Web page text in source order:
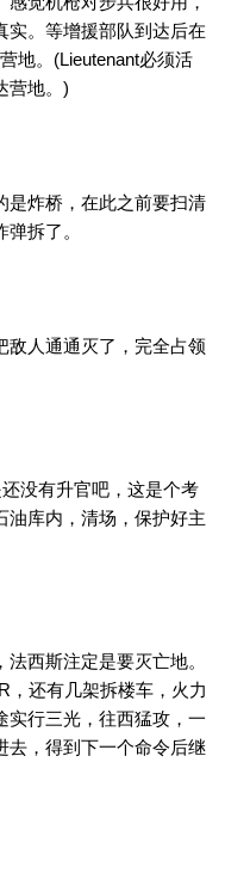
实。等增援部队到达后在
地。(Lieutenant必须活
营地。)
炸桥，在此之前要扫清
拆了。
人通通灭了，完全占领
没有升官吧，这是个考
油库内，清场，保护好主
西斯注定是要灭亡地。
还有几架拆楼车，火力
实行三光，往西猛攻，一
去，得到下一个命令后继